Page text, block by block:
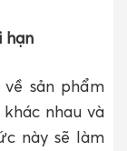
hạn
sản phẩm
nhau và
này sẽ làm